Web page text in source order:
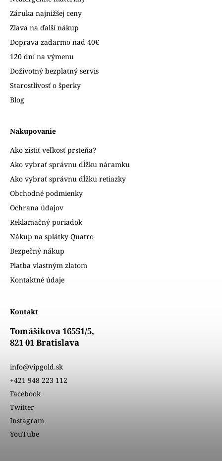
Záruka najnižšej ceny
Zľava na ďalší nákup
Doprava zadarmo nad 40€
120 dní na výmenu
Doživotný bezplatný servis
Starostlivosť o šperky
Blog
Nakupovanie
Ako zistiť veľkosť prsteňa?
Ako vybrať správnu dĺžku náramku
Ako vybrať správnu dĺžku retiazky
Obchodné podmienky
Ochrana údajov
Reklamačný poriadok
Nákup na splátky Quatro
Bezpečný nákup
Platba vlastným zlatom
Kontaktné údaje
Kontakt
Tomášikova 16551/5,
821 01 Bratislava
info@vipgold.sk
+421 948 223 112
Facebook
Twitter
Instagram
YouTube